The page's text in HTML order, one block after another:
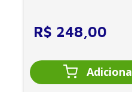
R$ 248,00